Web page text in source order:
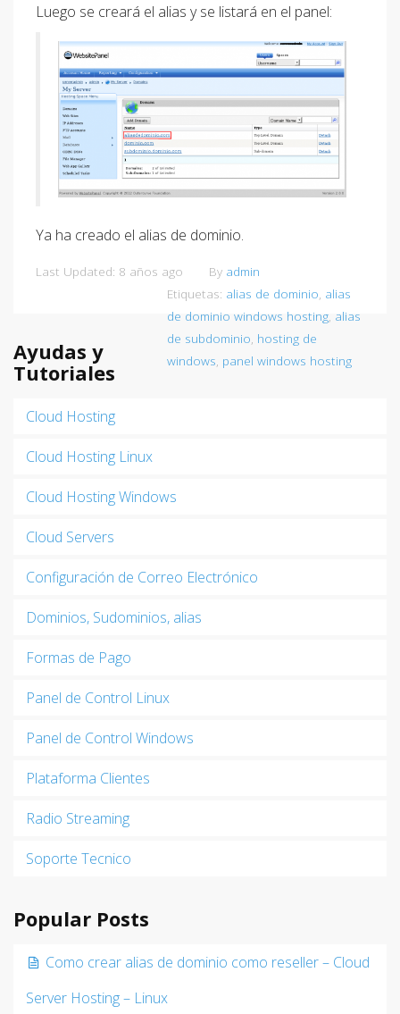
Luego se creará el alias y se listará en el panel:
Ya ha creado el alias de dominio.
Last Updated: 8 años ago By admin
Etiquetas: alias de dominio, alias
de dominio windows hosting, alias
de subdominio, hosting de
windows, panel windows hosting
Ayudas y
Tutoriales
Cloud Hosting
Cloud Hosting Linux
Cloud Hosting Windows
Cloud Servers
Configuración de Correo Electrónico
Dominios, Sudominios, alias
Formas de Pago
Panel de Control Linux
Panel de Control Windows
Plataforma Clientes
Radio Streaming
Soporte Tecnico
Popular Posts
Como crear alias de dominio como reseller – Cloud
Server Hosting – Linux